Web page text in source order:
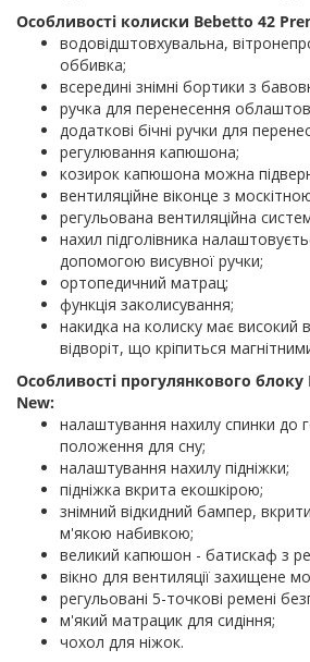
Особливості колиски Bebetto 42
водовідштовхувальна,
оббивка;
всередині знімні бортики з
ручка для перенесення
додаткові бічні ручки для
регулювання капюшона;
козирок капюшона можна
вентиляційне віконце з
регульована вентиляційна
нахил підголівника
допомогою висувної ручки;
ортопедичний матрац;
функція заколисування;
накидка на колиску має високий
відворіт, що кріпиться
Особливості прогулянкового
New:
налаштування нахилу спинки до
положення для сну;
налаштування нахилу підніжки;
підніжка вкрита екошкірою;
знімний відкидний бампер,
м'якою набивкою;
великий капюшон - батискаф з
вікно для вентиляції захищене
регульовані 5-точкові ремені
м'який матрацик для сидіння;
чохол для ніжок.